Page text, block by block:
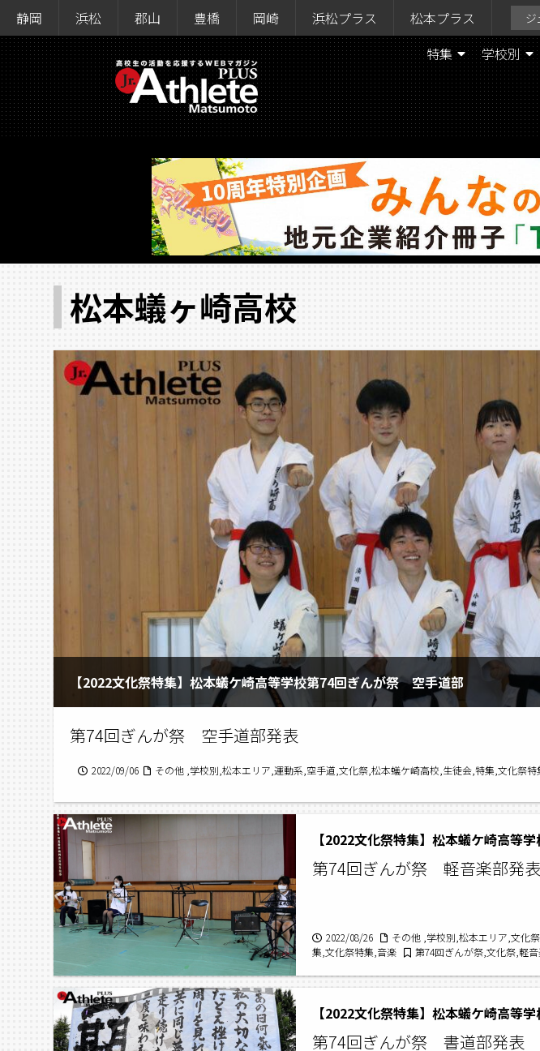
静岡 浜松 郡山 豊橋 岡崎 浜松プラス 松本プラス
特集 学校別
松本蟻ヶ崎高校
【2022文化祭特集】松本蟻ケ崎高等学校第74回ぎんが祭 空手道部
第74回ぎんが祭 空手道部発表
2022/09/06 その他 ,学校別,松本エリア,運動系,空手道,文化祭,松本蟻ケ崎高校,生徒会,特集,文化祭特
【2022文化祭特集】松本蟻ケ崎高等
第74回ぎんが祭 軽音楽部発表
2022/08/26
その他 ,学校別,松本エリア,文化
集,文化祭特集,音楽
第74回ぎんが祭,文化祭,軽
【2022文化祭特集】松本蟻ケ崎高等
第74回ぎんが祭 書道部発表